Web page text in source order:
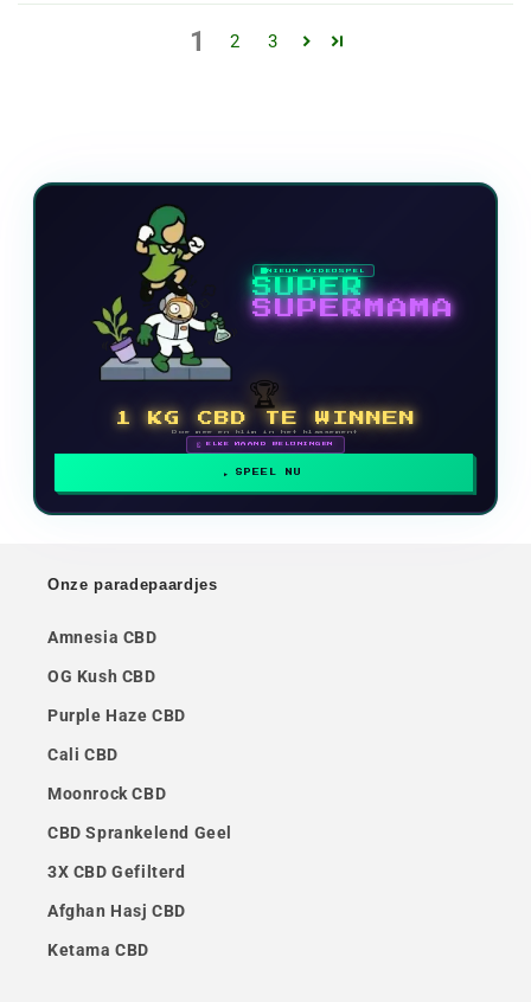
1 2 3
NIEUW VIDEOSPEL
SUPER
SUPERMAMA
🏆
1 KG CBD TE WINNEN
Doe mee en klim in het klassement
🗓 ELKE MAAND BELONINGEN
SPEEL NU
Onze paradepaardjes
Amnesia CBD
OG Kush CBD
Purple Haze CBD
Cali CBD
Moonrock CBD
CBD Sprankelend Geel
3X CBD Gefilterd
Afghan Hasj CBD
Ketama CBD